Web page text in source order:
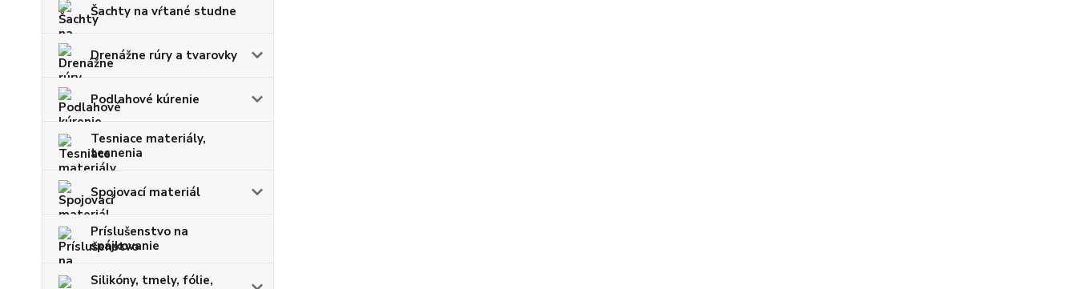
Šachty na vŕtané studne
Drenážne rúry a tvarovky
Podlahové kúrenie
Tesniace materiály,
tesnenia
Spojovací materiál
Príslušenstvo na
spájkovanie
Silikóny, tmely, fólie,